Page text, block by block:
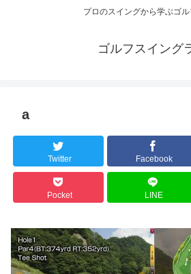
プロのスイングから学ぶゴ
ゴルフスイング
a
Twitter Facebook
Pocket LINE